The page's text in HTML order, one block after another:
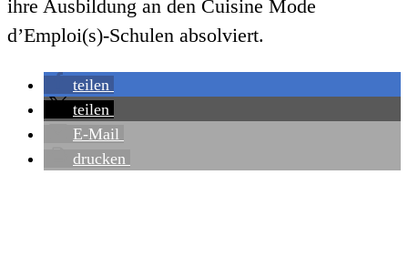
ihre Ausbildung an den Cuisine Mode
d’Emploi(s)-Schulen absolviert.
teilen
teilen
E-Mail
drucken